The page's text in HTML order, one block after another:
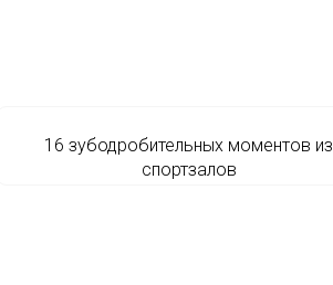
16 зубодробительных моментов из
спортзалов